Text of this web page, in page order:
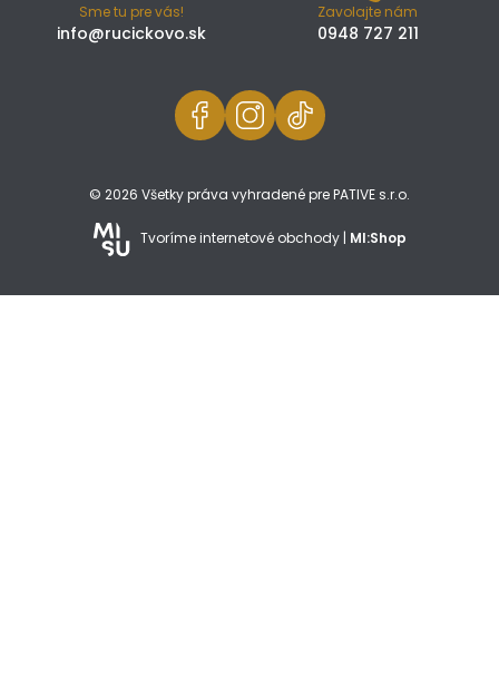
Sme tu pre vás!
info@rucickovo.sk
Zavolajte nám
0948 727 211
© 2026 Všetky práva vyhradené pre PATIVE s.r.o.
Tvoríme internetové obchody | MI:Shop